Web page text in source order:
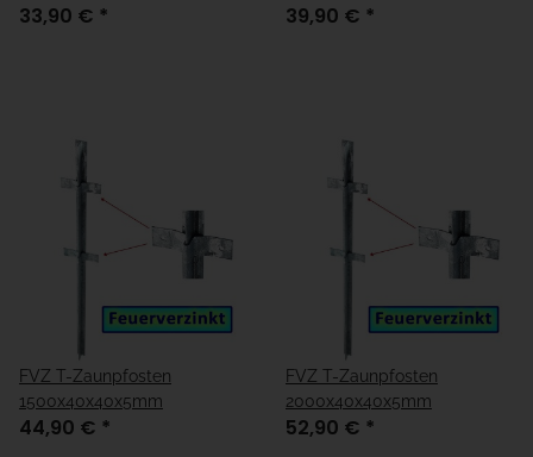
33,90 € * 39,90 € *
FVZ T-Zaunpfosten
1500x40x40x5mm
44,90 € *
FVZ T-Zaunpfosten
2000x40x40x5mm
52,90 € *